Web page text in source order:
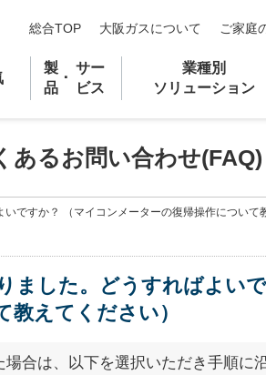
総合TOP 大阪ガスについて ご家庭
製
品
･
サー
ビス
業種別
ソリューション
あるお問い合わせ(FAQ)
ですか？ （マイコンメーターの復帰操作について
ました。どうすればよい
教えてください）
合は、以下を選択いただき手順に